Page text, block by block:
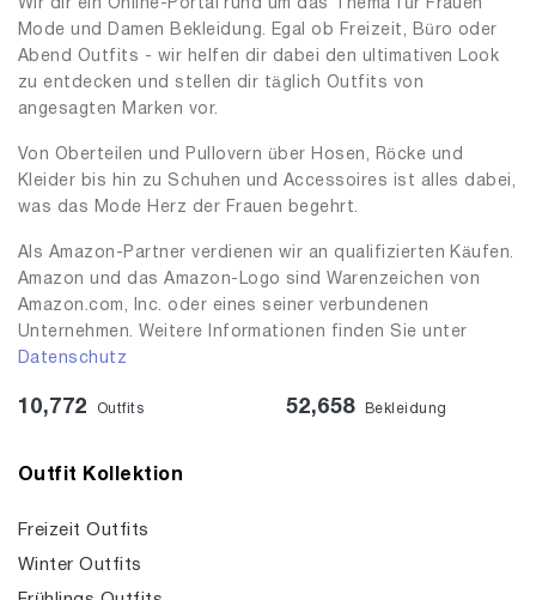
Wir dir ein Online-Portal rund um das Thema für Frauen
Mode und Damen Bekleidung. Egal ob Freizeit, Büro oder
Abend Outfits - wir helfen dir dabei den ultimativen Look
zu entdecken und stellen dir täglich Outfits von
angesagten Marken vor.
Von Oberteilen und Pullovern über Hosen, Röcke und
Kleider bis hin zu Schuhen und Accessoires ist alles dabei,
was das Mode Herz der Frauen begehrt.
Als Amazon-Partner verdienen wir an qualifizierten Käufen.
Amazon und das Amazon-Logo sind Warenzeichen von
Amazon.com, Inc. oder eines seiner verbundenen
Unternehmen. Weitere Informationen finden Sie unter
Datenschutz
10,772 Outfits 52,658 Bekleidung
Outfit Kollektion
Freizeit Outfits
Winter Outfits